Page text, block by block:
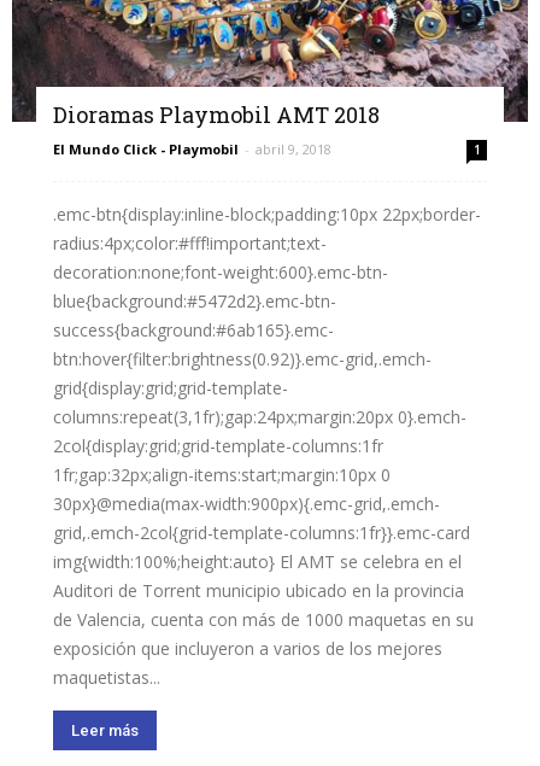
Dioramas Playmobil AMT 2018
El Mundo Click - Playmobil - abril 9, 2018 1
.emc-btn{display:inline-block;padding:10px 22px;border-
radius:4px;color:#fff!important;text-
decoration:none;font-weight:600}.emc-btn-
blue{background:#5472d2}.emc-btn-
success{background:#6ab165}.emc-
btn:hover{filter:brightness(0.92)}.emc-grid,.emch-
grid{display:grid;grid-template-
columns:repeat(3,1fr);gap:24px;margin:20px 0}.emch-
2col{display:grid;grid-template-columns:1fr
1fr;gap:32px;align-items:start;margin:10px 0
30px}@media(max-width:900px){.emc-grid,.emch-
grid,.emch-2col{grid-template-columns:1fr}}.emc-card
img{width:100%;height:auto} El AMT se celebra en el
Auditori de Torrent municipio ubicado en la provincia
de Valencia, cuenta con más de 1000 maquetas en su
exposición que incluyeron a varios de los mejores
maquetistas...
Leer más